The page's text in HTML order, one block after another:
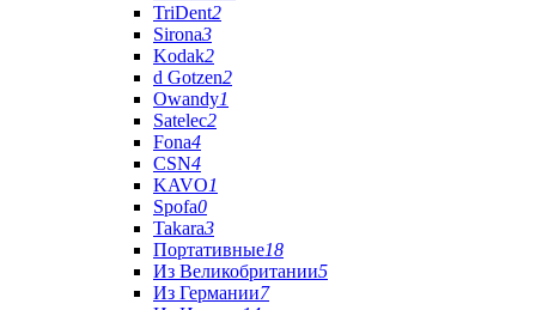
TriDent2
Sirona3
Kodak2
d Gotzen2
Owandy1
Satelec2
Fona4
CSN4
KAVO1
Spofa0
Takara3
Портативные18
Из Великобритании5
Из Германии7